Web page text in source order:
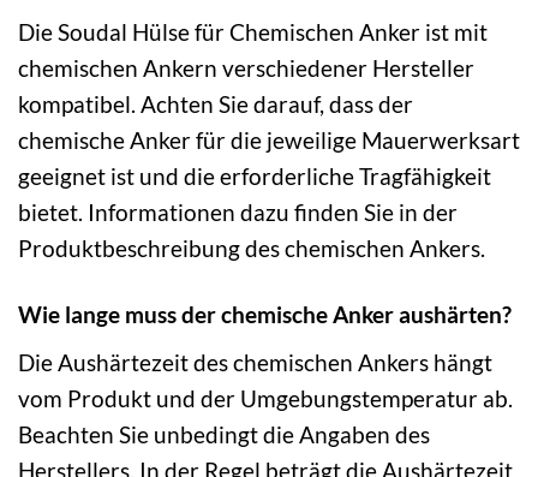
Die Soudal Hülse für Chemischen Anker ist mit
chemischen Ankern verschiedener Hersteller
kompatibel. Achten Sie darauf, dass der
chemische Anker für die jeweilige Mauerwerksart
geeignet ist und die erforderliche Tragfähigkeit
bietet. Informationen dazu finden Sie in der
Produktbeschreibung des chemischen Ankers.
Wie lange muss der chemische Anker aushärten?
Die Aushärtezeit des chemischen Ankers hängt
vom Produkt und der Umgebungstemperatur ab.
Beachten Sie unbedingt die Angaben des
Herstellers. In der Regel beträgt die Aushärtezeit